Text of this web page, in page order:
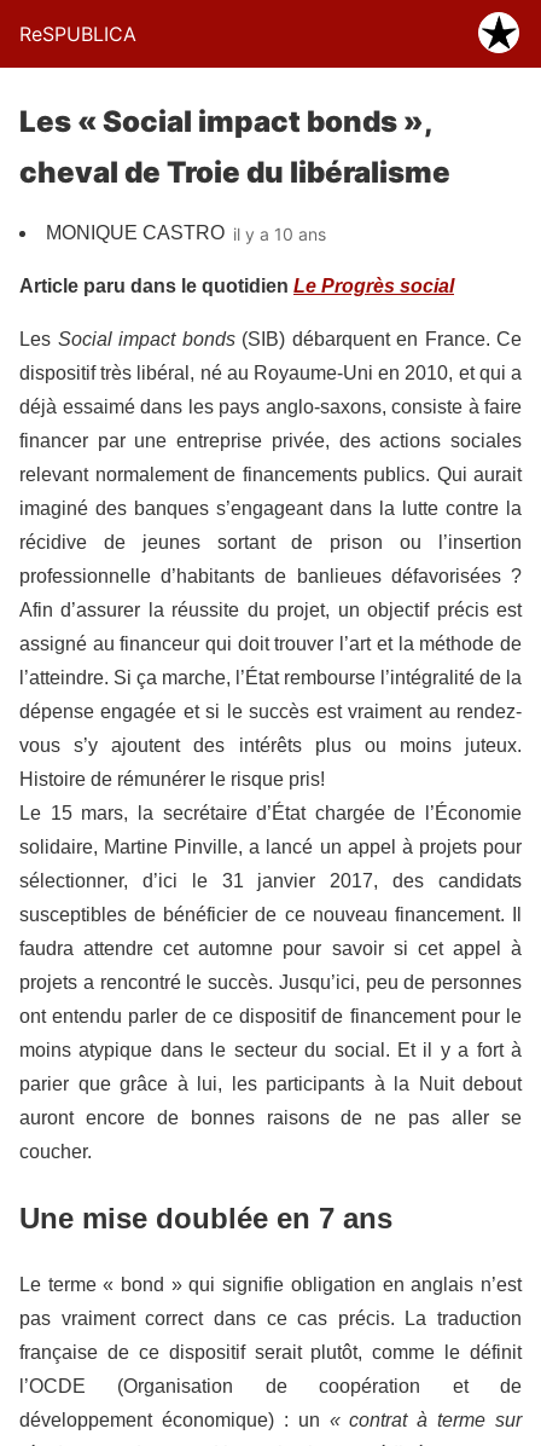
ReSPUBLICA
Les « Social impact bonds »,
cheval de Troie du libéralisme
MONIQUE CASTRO il y a 10 ans
Article paru dans le quotidien Le Progrès social
Les Social impact bonds(SIB) débarquent en France. Ce
dispositif très libéral, né au Royaume-Uni en 2010, et qui a
déjà essaimé dans les pays anglo-saxons, consiste à faire
financer par une entreprise privée, des actions sociales
relevant normalement de financements publics. Qui aurait
imaginé des banques s’engageant dans la lutte contre la
récidive de jeunes sortant de prison ou l’insertion
professionnelle d’habitants de banlieues défavorisées ?
Afin d’assurer la réussite du projet, un objectif précis est
assigné au financeur qui doit trouver l’art et la méthode de
l’atteindre. Si ça marche, l’État rembourse l’intégralité de la
dépense engagée et si le succès est vraiment au rendez-
vous s’y ajoutent des intérêts plus ou moins juteux.
Histoire de rémunérer le risque pris!
Le 15 mars, la secrétaire d’État chargée de l’Économie
solidaire, Martine Pinville, a lancé un appel à projets pour
sélectionner, d’ici le 31 janvier 2017, des candidats
susceptibles de bénéficier de ce nouveau financement. Il
faudra attendre cet automne pour savoir si cet appel à
projets a rencontré le succès. Jusqu’ici, peu de personnes
ont entendu parler de ce dispositif de financement pour le
moins atypique dans le secteur du social. Et il y a fort à
parier que grâce à lui, les participants à la Nuit debout
auront encore de bonnes raisons de ne pas aller se
coucher.
Une mise doublée en 7 ans
Le terme « bond » qui signifie obligation en anglais n’est
pas vraiment correct dans ce cas précis. La traduction
française de ce dispositif serait plutôt, comme le définit
l’OCDE (Organisation de coopération et de
développement économique) : un « contrat à terme sur